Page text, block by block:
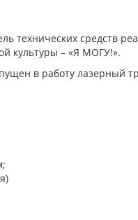
технических средств
культуры – «Я МОГУ!».
в работу лазерный